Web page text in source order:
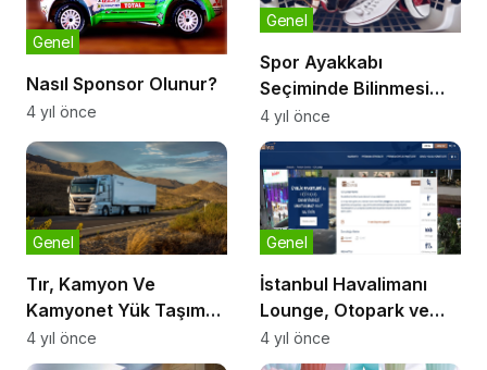
Nasıl Sponsor Olunur?
Genel
4 yıl önce
Spor Ayakkabı
Seçiminde Bilinmesi
Gerekenler
Genel
4 yıl önce
Tır, Kamyon Ve
Kamyonet Yük Taşıma
Sınırları
Genel
4 yıl önce
İstanbul Havalimanı
Lounge, Otopark ve
Transfer Hizmeti Nasıl?
Genel
4 yıl önce